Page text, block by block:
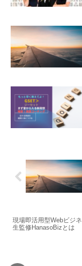
現場即活用型Webビジ
生監修HanasoBizとは